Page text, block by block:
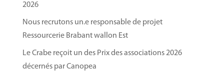
2026
Nous recrutons un.e responsable de projet
Ressourcerie Brabant wallon Est
Le Crabe reçoit un des Prix des associations 2026
décernés par Canopea